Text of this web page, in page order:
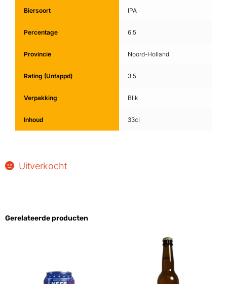
Biersoort IPA
Percentage 6.5
Provincie Noord-Holland
Rating (Untappd) 3.5
Verpakking Blik
Inhoud 33cl
Uitverkocht
Gerelateerde producten